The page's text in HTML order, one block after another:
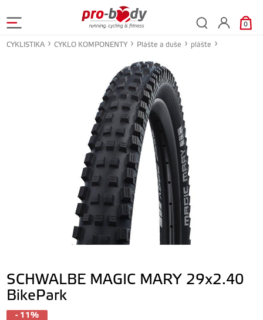
0
CYKLISTIKA CYKLO KOMPONENTY Plášte a duše plášte
SCHWALBE MAGIC MARY 29x2.40
BikePark
- 11%